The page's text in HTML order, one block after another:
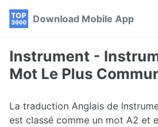
Skip
navigation
Skip
Skip
Download Mobile App
Instrument -
Mot Le Plus
La traduction Anglais de
est classé comme un mot A2 et